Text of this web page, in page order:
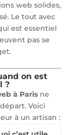
web solides,
Le tout avec
est essentiel
pas se
on est
?
à Parisne
Voici
à un artisan :